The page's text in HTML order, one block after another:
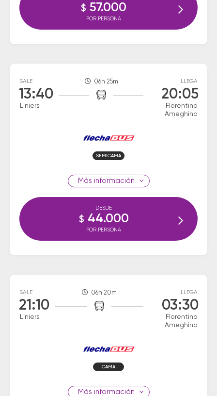
$ 57.000
POR PERSONA
SALE
13:40
Liniers
06h 25m LLEGA
20:05
Florentino
Ameghino
SEMICAMA
información
DESDE
$ 44.000
POR PERSONA
SALE
21:10
Liniers
06h 20m LLEGA
03:30
Florentino
Ameghino
CAMA
información